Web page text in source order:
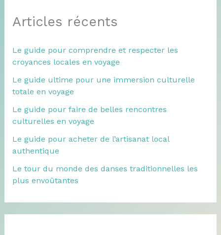
Articles récents
Le guide pour comprendre et respecter les
croyances locales en voyage
Le guide ultime pour une immersion culturelle
totale en voyage
Le guide pour faire de belles rencontres
culturelles en voyage
Le guide pour acheter de l’artisanat local
authentique
Le tour du monde des danses traditionnelles les
plus envoûtantes